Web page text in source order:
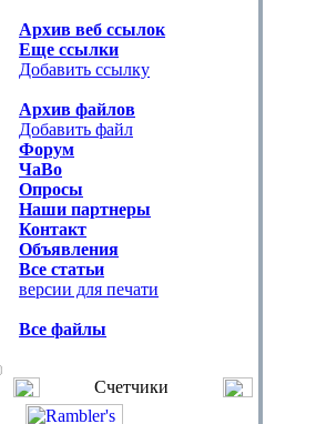
Архив веб ссылок
Еще ссылки
Добавить ссылку
Архив файлов
Добавить файл
Форум
ЧаВо
Опросы
Наши партнеры
Контакт
Объявления
Все статьи
версии для печати
Все файлы
Счетчики